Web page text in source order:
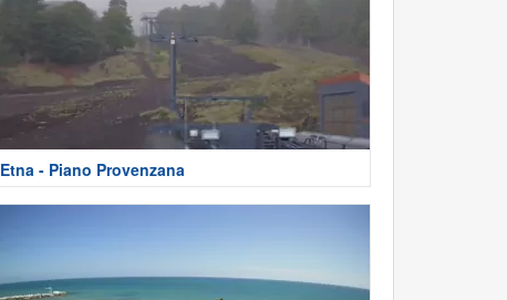
Etna - Piano Provenzana